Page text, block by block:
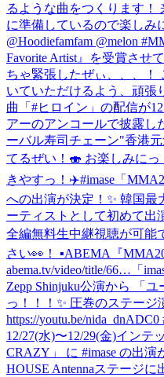
るような曲をつくります！
に準備しているので楽しみ
@Hoodiefamfam @melon
Favorite Artist』を受賞させ
ちゃ緊張したぜぃ、、、！
いていただけるよう、頑張
曲「#ヒロイン」の配信が
アーのアンコールで披露し
ーバル寿司チェーン"香港
てるぜい！🍣 お楽しみにっ
きやすっ！✈️#imase「
への出演が決定！✨ 韓国最
ーティストとして初めて
全編無料生中継視聴が可能
さい👀！ ▪︎ABEMA『
abema.tv/video/title/66… 「
Zepp Shinjuku公演から 「
っ！！！✨ 圧巻のステー
https://youtu.be/
12/27(水)〜12/29(金)インテ
CRAZY」 に #imase の出演
HOUSE Antennaステージ